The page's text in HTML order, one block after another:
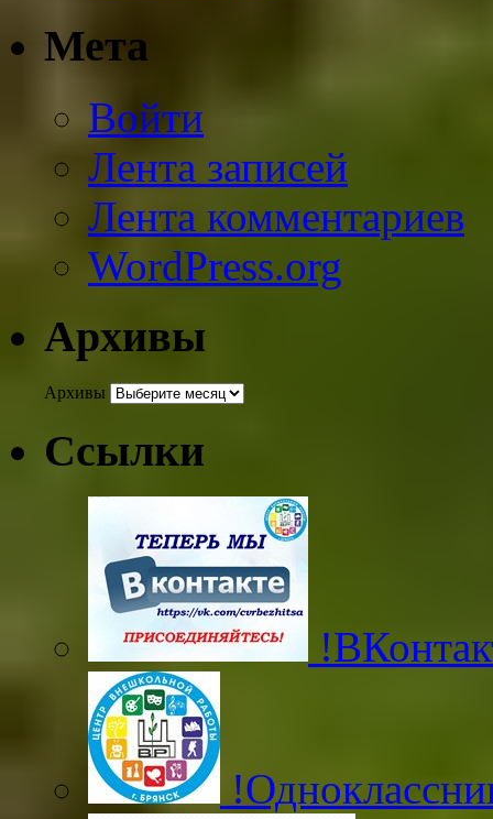
Мета
Войти
Лента записей
Лента комментариев
WordPress.org
Архивы
Архивы
Ссылки